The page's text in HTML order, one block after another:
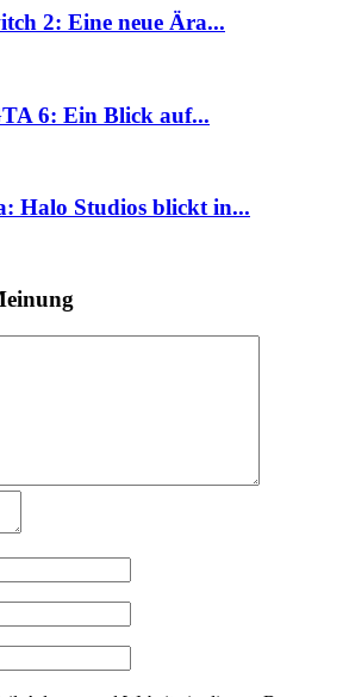
2: Eine neue Ära...
6: Ein Blick auf...
Halo Studios blickt in...